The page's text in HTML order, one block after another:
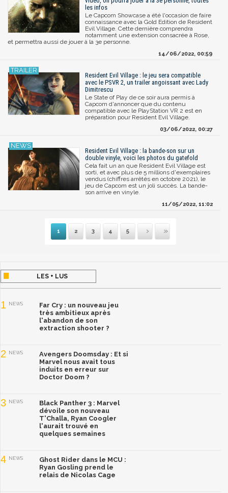
les infos
Le Capcom Showcase a été l'occasion de faire
connaissance avec la Gold Edition de Resident
Evil Village. Cette dernière comprendra
notamment une extension consacrée à Rose,
et permettra aussi de jouer à la 3e personne.
14/06/2022, 00:59
Resident Evil Village : le jeu sera compatible
avec le PSVR 2, un trailer angoissant avec Lady
Dimitrescu
Le State of Play de ce soir aura permis à
Capcom d'annoncer que du contenu
compatible avec le PlayStation VR 2 est en
préparation pour Resident Evil Village.
03/06/2022, 00:27
Resident Evil Village : la bande-son sur un
double vinyle, voici les photos du gatefold
Cela fait un an que Resident Evil Village est
sorti, et avec plus de 5 millions d'exemplaires
vendus (chiffres arrêtés en octobre 2021), le
jeu de Capcom est un joli succès. La bande-
son arrive en vinyle.
11/05/2022, 11:02
1 2 3 4 5
Suivante
Dernière
LES + LUS
1 NEWS
Far Cry : un nouveau jeu
très ambitieux après
l'abandon de son
extraction shooter ?
2 NEWS
Avengers Doomsday : Et si
Marvel nous avait tous
induits en erreur sur
Doctor Doom ?
3 NEWS
Black Panther 3 : Marvel
dévoile son nouveau
T'Challa, Ryan Coogler
l'aurait trouvé en
quelques semaines
4 NEWS
Ghost Rider dans le MCU :
Ryan Gosling prend le
relais de Nicolas Cage